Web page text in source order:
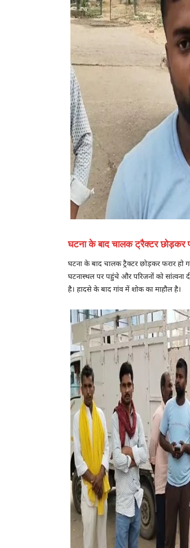
घटना के बाद चालक ट्रैक्टर छोड़कर
घटना के बाद चालक ट्रैक्टर छोड़कर फरार हो
घटनास्थल पर पहुंचे और परिजनों को सांत्वना
है। हादसे के बाद गांव में शोक का माहौल है।